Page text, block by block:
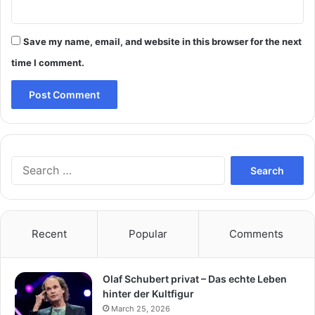
Save my name, email, and website in this browser for the next
time I comment.
Search
Recent Popular Comments
Olaf Schubert privat – Das echte Leben
hinter der Kultfigur
March 25, 2026